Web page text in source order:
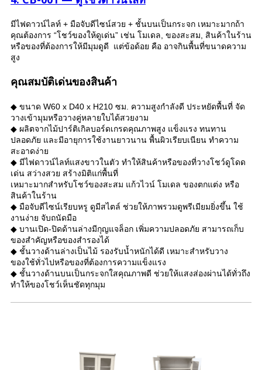
มีไฟดาวน์ไลท์ + มือจับดีไซน์สวย + ชั้นบนเป็นกระจก เหมาะมากถ้า
คุณต้องการ “โชว์ของให้ดูเด่น” เช่น โมเดล, ของสะสม, สินค้าในร้าน
หรือของที่ต้องการให้มีมุมดูดี แต่ข้อด้อย คือ อาจกินพื้นที่ขนาดความ
สูง
คุณสมบัติเด่นของสินค้า
◆ ขนาด W60 x D40 x H210 ซม. ความสูงกำลังดี ประหยัดพื้นที่ จัด
วางเข้ามุมหรือวางคู่หลายใบได้สวยงาม
◆ ผลิตจากไม้ปาร์ติเกิลบอร์ดเกรดคุณภาพสูง แข็งแรง ทนทาน
ปลอดภัย และมีอายุการใช้งานยาวนาน พื้นผิวเรียบเนียน ทำความ
สะอาดง่าย
◆ มีไฟดาวน์ไลท์แสงขาวในตัว ทำให้สินค้าหรือของที่วางโชว์ดูโดด
เด่น สว่างสวย สร้างมิติแก่พื้นที่
เหมาะมากสำหรับโชว์ของสะสม แก้วไวน์ โมเดล ของตกแต่ง หรือ
สินค้าในร้าน
◆ มือจับดีไซน์เรียบหรู ดูมีสไตล์ ช่วยให้ภาพรวมดูพรีเมียมยิ่งขึ้น ใช้
งานง่าย จับถนัดมือ
◆ บานเปิด-ปิดด้านล่างมีกุญแจล็อก เพิ่มความปลอดภัย สามารถเก็บ
ของสำคัญหรือของสำรองได้
◆ ชั้นวางด้านล่างเป็นไม้ รองรับน้ำหนักได้ดี เหมาะสำหรับวาง
ของใช้ทั่วไปหรือของที่ต้องการความแข็งแรง
◆ ชั้นวางด้านบนเป็นกระจกใสคุณภาพดี ช่วยให้แสงส่องผ่านได้ทั่วถึง
ทำให้ของโชว์เห็นชัดทุกมุม